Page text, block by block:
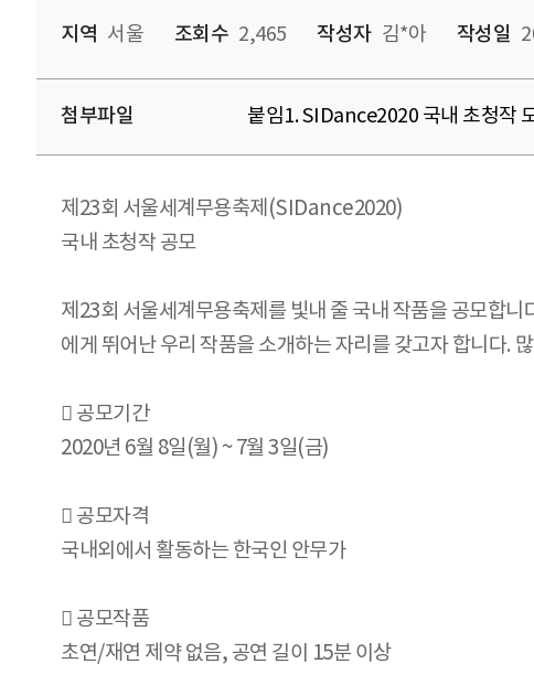
지역 서울 조회수 2,465 작성자 김*아 작성일
첨부파일 붙임1. SIDance2020 국내 초청작
제23회 서울세계무용축제(SIDance2020)
국내 초청작 공모
제23회 서울세계무용축제를 빛내 줄 국내 작품을 공모합
에게 뛰어난 우리 작품을 소개하는 자리를 갖고자 합니다.
 공모기간
2020년 6월 8일(월) ~ 7월 3일(금)
 공모자격
국내외에서 활동하는 한국인 안무가
 공모작품
초연/재연 제약 없음, 공연 길이 15분 이상